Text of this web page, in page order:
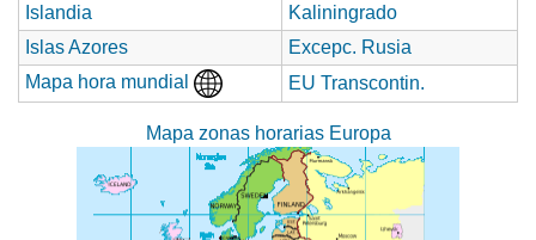
Islandia
Kaliningrado
Islas Azores
Excepc. Rusia
Mapa hora mundial
EU Transcontin.
Mapa zonas horarias Europa